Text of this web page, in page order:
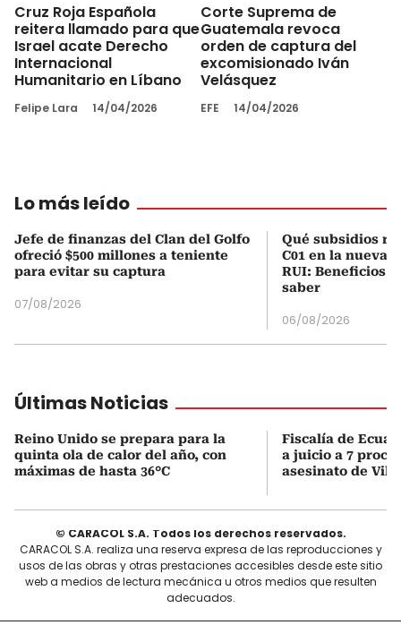
Cruz Roja Española
reitera llamado para que
Israel acate Derecho
Internacional
Humanitario en Líbano
Felipe Lara 14/04/2026
Corte Suprema de
Guatemala revoca
orden de captura del
excomisionado Iván
Velásquez
EFE 14/04/2026
Lo más leído
Jefe de finanzas del Clan del Golfo
ofreció $500 millones a teniente
para evitar su captura
07/08/2026
Qué subsidios
C01 en la nueva
RUI: Beneficios
saber
06/08/2026
Últimas Noticias
Reino Unido se prepara para la
quinta ola de calor del año, con
máximas de hasta 36°C
Fiscalía de
a juicio a 7
asesinato de
© CARACOL S.A. Todos los derechos reservados.
CARACOL S.A. realiza una reserva expresa de las reproducciones y
usos de las obras y otras prestaciones accesibles desde este sitio
web a medios de lectura mecánica u otros medios que resulten
adecuados.